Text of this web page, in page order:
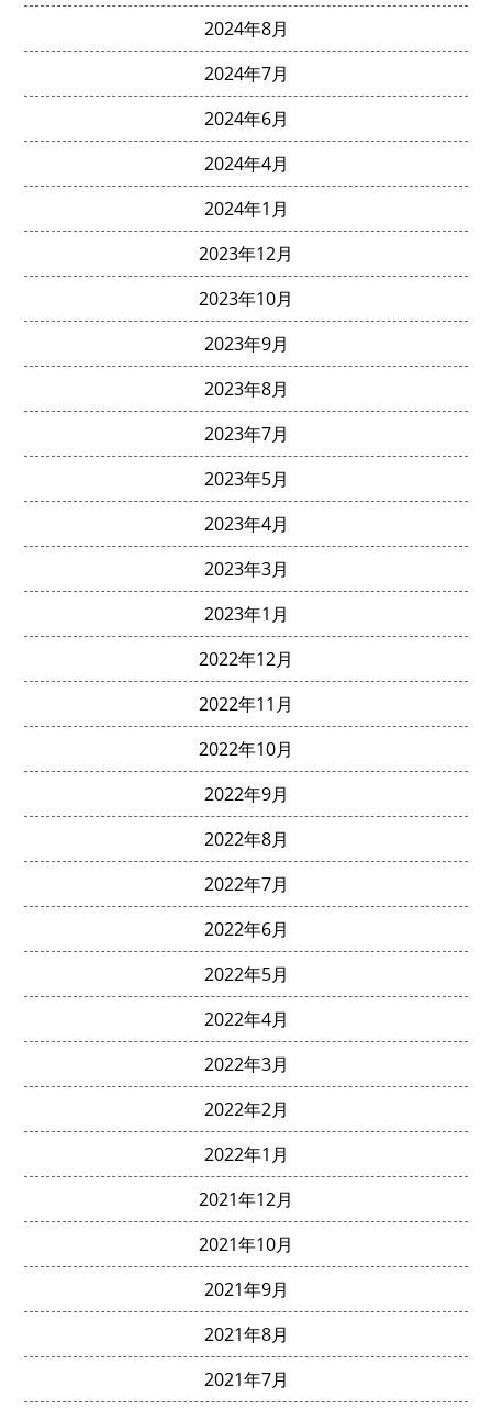
2024年8月
2024年7月
2024年6月
2024年4月
2024年1月
2023年12月
2023年10月
2023年9月
2023年8月
2023年7月
2023年5月
2023年4月
2023年3月
2023年1月
2022年12月
2022年11月
2022年10月
2022年9月
2022年8月
2022年7月
2022年6月
2022年5月
2022年4月
2022年3月
2022年2月
2022年1月
2021年12月
2021年10月
2021年9月
2021年8月
2021年7月